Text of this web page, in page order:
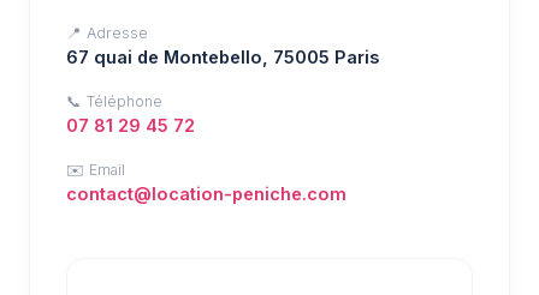
📍 Adresse
67 quai de Montebello, 75005 Paris
📞 Téléphone
07 81 29 45 72
✉️ Email
contact@location-peniche.com